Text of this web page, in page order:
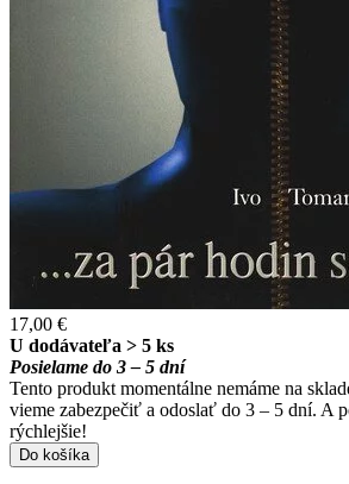
17,00 €
U dodávateľa > 5 ks
Posielame do 3 – 5 dní
Tento produkt momentálne nemáme na
vieme zabezpečiť a odoslať do 3 – 5 dní. A
rýchlejšie!
Do košíka